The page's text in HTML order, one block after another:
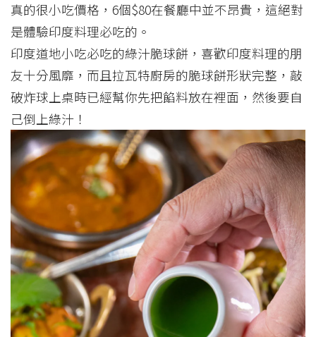
真的很小吃價格，6個$80在餐廳中並不昂貴，這絕對
是體驗印度料理必吃的。
印度道地小吃必吃的綠汁脆球餅，喜歡印度料理的朋
友十分風靡，而且拉瓦特廚房的脆球餅形狀完整，敲
破炸球上桌時已經幫你先把餡料放在裡面，然後要自
己倒上綠汁！